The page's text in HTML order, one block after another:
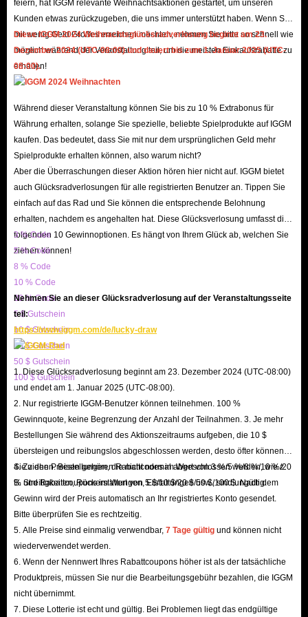
Trust Endorsement, Safe and Reliable
IGGM is a long-established store that has earned the trust of countless users
with its stable and reliable service and secure shopping environment. We
enjoy a high reputation on mainstream platforms such as Facebook, X, and
excellent reputation! If you still have doubts, you can check out IGGM's
genuine reviews on Trustpilot and the Google Play Store. Currently, over
150k reviews and a 4.8 star rating demonstrate that we are not a fraudulent
website.
In addition, to ensure you can successfully buy SUGO in-app Coins, our
website's SSL encryption and server security mechanisms safeguard your
shopping experience. Therefore, when topping up Coins with IGGM, you
being leaked.
Low Prices, Diverse Offers
IGGM consistently offers the lowest prices on Sugo top-ups. This is
because our professional staff monitors market trends daily and adjusts coin
pricing accordingly, ensuring you can always buy SUGO Coins at the
lowest prices.
In addition, we offer various discounts to help you save even more when
buying in-app Coins, including up to 5% off for IGGM VIP members,
occasional holiday promotions with the chance to receive large discount
codes, and even the opportunity to earn substantial commissions by joining
our Affiliate Program. Therefore, IGGM is definitely the best place to buy
24/7 Customer Support, Five-Star Service
If you encounter any problems while recharging your SUGO Coins on
IGGM, you can contact our 24/7 online customer service at any time. We
will respond and resolve all your issues as quickly as possible. If you are
the reason. We will try our best to provide you with the best solution. All
your objective suggestions are key to helping IGGM continuously improve
feiern, hat IGGM relevante Weihnachtsaktionen gestartet, um unseren
Kunden etwas zurückzugeben, die uns immer unterstützt haben. Wenn Sie
mit wenig Geld Großes erreichen möchten, nehmen Sie bitte so schnell wie
möglich während der Veranstaltung teil, um die meisten Einkaufsrabatte zu
erhalten!
Diese IGGM 2024 Weihnachtsglücksradverlosung beginnt am 23.
Dezember 2024 (UTC-08:00) und dauert bis zum 1. Januar 2025 (UTC-
08:00).
Während dieser Veranstaltung können Sie bis zu 10 % Extrabonus für
Währung erhalten, solange Sie spezielle, beliebte Spielprodukte auf IGGM
kaufen. Das bedeutet, dass Sie mit nur dem ursprünglichen Geld mehr
Spielprodukte erhalten können, also warum nicht?
Aber die Überraschungen dieser Aktion hören hier nicht auf. IGGM bietet
auch Glücksradverlosungen für alle registrierten Benutzer an. Tippen Sie
einfach auf das Rad und Sie können die entsprechende Belohnung
erhalten, nachdem es angehalten hat. Diese Glücksverlosung umfasst die
folgenden 10 Gewinnoptionen. Es hängt von Ihrem Glück ab, welchen Sie
ziehen können!
3 % Code
5 % Code
8 % Code
10 % Code
20 % Code
5 $ Gutschein
10 $ Gutschein
20 $ Gutschein
50 $ Gutschein
100 $ Gutschein
Nehmen Sie an dieser Glücksradverlosung auf der Veranstaltungsseite
teil:
https://www.iggm.com/de/lucky-draw
1. Diese Glücksradverlosung beginnt am 23. Dezember 2024 (UTC-08:00)
und endet am 1. Januar 2025 (UTC-08:00).
2. Nur registrierte IGGM-Benutzer können teilnehmen. 100 %
Gewinnquote, keine Begrenzung der Anzahl der Teilnahmen. 3. Je mehr
Bestellungen Sie während des Aktionszeitraums aufgeben, die 10 $
übersteigen und reibungslos abgeschlossen werden, desto öfter können
Sie ziehen. Bestellungen, die nicht normal abgeschlossen werden, wie z.
B. Streitigkeiten, Rückerstattungen, Erstattungen usw., sind ungültig.
4. Zu den Preisen gehören Rabattcodes im Wert von 3 %/5 %/8 %/10 %/20
% und Rabattcoupons im Wert von 5 $/10 $/20 $/50 $/100 $. Nach dem
Gewinn wird der Preis automatisch an Ihr registriertes Konto gesendet.
Bitte überprüfen Sie es rechtzeitig.
5. Alle Preise sind einmalig verwendbar, 7 Tage gültig und können nicht
wiederverwendet werden.
6. Wenn der Nennwert Ihres Rabattcoupons höher ist als der tatsächliche
Produktpreis, müssen Sie nur die Bearbeitungsgebühr bezahlen, die IGGM
nicht übernimmt.
7. Diese Lotterie ist echt und gültig. Bei Problemen liegt das endgültige